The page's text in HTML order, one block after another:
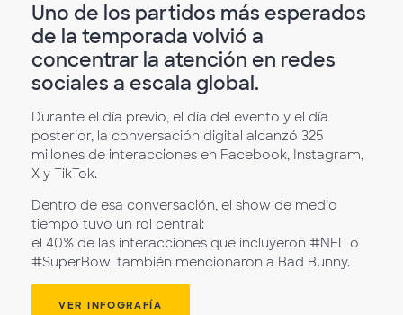
Uno de los partidos más esperados
de la temporada volvió a
concentrar la atención en redes
sociales a escala global.
Durante el día previo, el día del evento y el día
posterior, la conversación digital alcanzó 325
millones de interacciones en Facebook, Instagram,
X y TikTok.
Dentro de esa conversación, el show de medio
tiempo tuvo un rol central:
el 40% de las interacciones que incluyeron #NFL o
#SuperBowl también mencionaron a Bad Bunny.
VER INFOGRAFÍA